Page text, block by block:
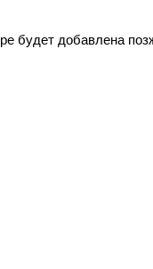
будет добавлена